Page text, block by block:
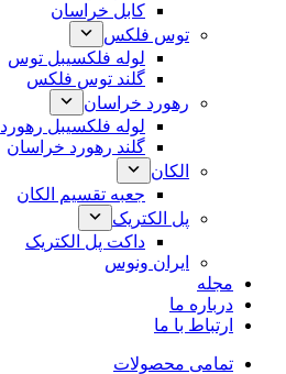
کابل خراسان
توس فلکس
لوله فلکسیبل توس
گلند توس فلکس
رهورد خراسان
لوله فلکسیبل رهورد
گلند رهورد خراسان
الکان
جعبه تقسیم الکان
پل الکتریک
داکت پل الکتریک
ایران ونوس
مجله
درباره ما
ارتباط با ما
تمامی محصولات